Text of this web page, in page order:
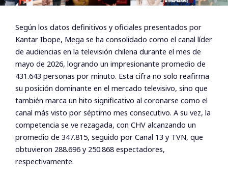
Según los datos definitivos y oficiales presentados por
Kantar Ibope, Mega se ha consolidado como el canal líder
de audiencias en la televisión chilena durante el mes de
mayo de 2026, logrando un impresionante promedio de
431.643 personas por minuto. Esta cifra no solo reafirma
su posición dominante en el mercado televisivo, sino que
también marca un hito significativo al coronarse como el
canal más visto por séptimo mes consecutivo. A su vez, la
competencia se ve rezagada, con CHV alcanzando un
promedio de 347.815, seguido por Canal 13 y TVN, que
obtuvieron 288.696 y 250.868 espectadores,
respectivamente.